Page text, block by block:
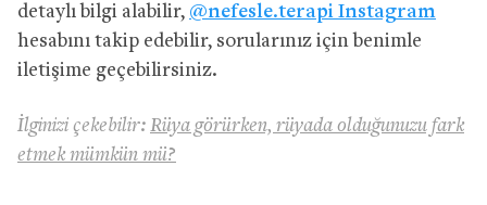
detaylı bilgi alabilir, @nefesle.terapi Instagram
hesabını takip edebilir, sorularınız için benimle
iletişime geçebilirsiniz.
İlginizi çekebilir: Rüya görürken, rüyada olduğunuzu fark
etmek mümkün mü?